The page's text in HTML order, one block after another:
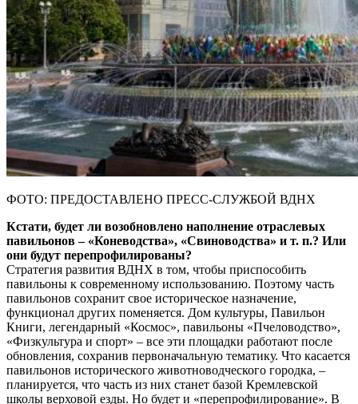
ФОТО: ПРЕДОСТАВЛЕНО ПРЕСС-СЛУЖБОЙ ВДНХ
Кстати, будет ли возобновлено наполнение отраслевых
павильонов – «Коневодства», «Свиноводства» и т. п.? Или
они будут перепрофилированы?
Стратегия развития ВДНХ в том, чтобы приспособить
павильоны к современному использованию. Поэтому часть
павильонов сохранит свое историческое назначение,
функционал других поменяется. Дом культуры, Павильон
Книги, легендарный «Космос», павильоны «Пчеловодство»,
«Физкультура и спорт» – все эти площадки работают после
обновления, сохранив первоначальную тематику. Что касается
павильонов исторического животноводческого городка, –
планируется, что часть из них станет базой Кремлевской
школы верховой езды. Но будет и «перепрофилирование». В